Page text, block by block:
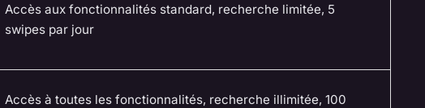
Accès aux fonctionnalités standard, recherche limitée, 5
swipes par jour
Accès à toutes les fonctionnalités, recherche illimitée, 100